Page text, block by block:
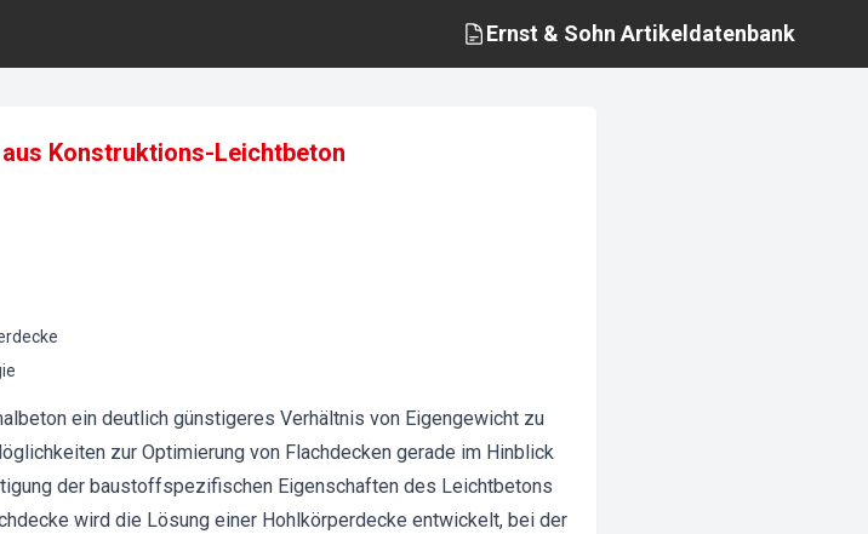
Ernst & Sohn Artikeldatenbank
Konstruktions-Leichtbeton
ein deutlich günstigeres Verhältnis von Eigengewicht zu
zur Optimierung von Flachdecken gerade im Hinblick
der baustoffspezifischen Eigenschaften des Leichtbetons
wird die Lösung einer Hohlkörperdecke entwickelt, bei der